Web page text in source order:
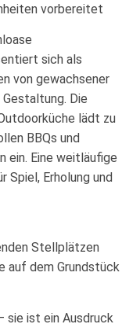
vorbereitet
sich als
von gewachsener
Gestaltung. Die
lädt zu
BBQs und
ein. Eine weitläufige
Spiel, Erholung und
Stellplätzen
auf dem Grundstück
sie ist ein Ausdruck